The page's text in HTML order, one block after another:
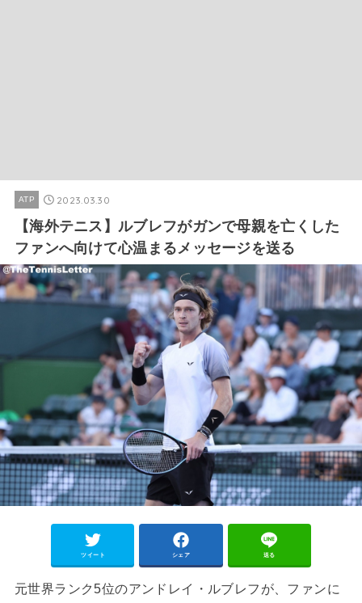
ATP 2023.03.30
【海外テニス】ルブレフがガンで母親を亡くした
ファンへ向けて心温まるメッセージを送る
ツイート シェア 送る
元世界ランク5位のアンドレイ・ルブレフが、ファンに